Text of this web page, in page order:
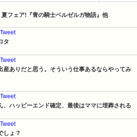
フェア!『青の騎士ベルゼルガ物語』他
タ
産ありだと思う。そういう仕事あるならやってみ
、ハッピーエンド確定、最後はママに埋葬される
しょ？